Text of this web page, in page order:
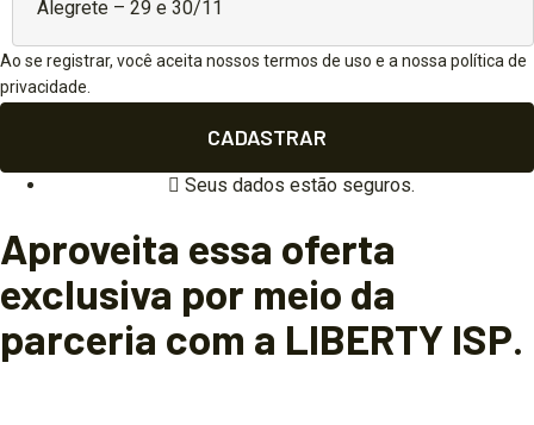
Ao se registrar, você aceita nossos termos de uso e a nossa política de
privacidade.
CADASTRAR
Seus dados estão seguros.
Aproveita essa oferta
exclusiva por meio da
parceria com a LIBERTY ISP.